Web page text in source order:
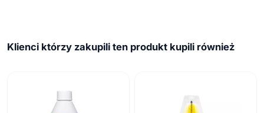
Klienci którzy zakupili ten produkt kupili również